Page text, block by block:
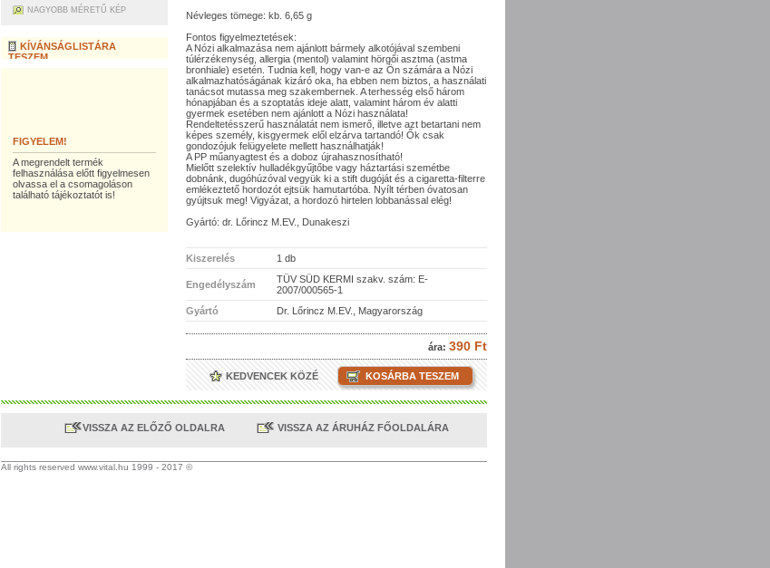
NAGYOBB MÉRETŰ KÉP
KÍVÁNSÁGLISTÁRA
TESZEM
FIGYELEM!
A megrendelt termék
felhasználása előtt figyelmesen
olvassa el a csomagoláson
található tájékoztatót is!
Névleges tömege: kb. 6,65 g
Fontos figyelmeztetések:
A Nózi alkalmazása nem ajánlott bármely alkotójával szembeni
túlérzékenység, allergia (mentol) valamint hörgői asztma (astma
bronhiale) esetén. Tudnia kell, hogy van-e az Ön számára a Nózi
alkalmazhatóságának kizáró oka, ha ebben nem biztos, a használati
tanácsot mutassa meg szakembernek. A terhesség első három
hónapjában és a szoptatás ideje alatt, valamint három év alatti
gyermek esetében nem ajánlott a Nózi használata!
Rendeltetésszerű használatát nem ismerő, illetve azt betartani nem
képes személy, kisgyermek elől elzárva tartandó! Ők csak
gondozójuk felügyelete mellett használhatják!
A PP műanyagtest és a doboz újrahasznosítható!
Mielőtt szelektív hulladékgyűjtőbe vagy háztartási szemétbe
dobnánk, dugóhúzóval vegyük ki a stift dugóját és a cigaretta-filterre
emlékeztető hordozót ejtsük hamutartóba. Nyílt térben óvatosan
gyújtsuk meg! Vigyázat, a hordozó hirtelen lobbanással elég!
Gyártó: dr. Lőrincz M.EV., Dunakeszi
Kiszerelés 1 db
Engedélyszám
TÜV SÜD KERMI szakv. szám: E-
2007/000565-1
Gyártó
Dr. Lőrincz M.EV., Magyarország
ára: 390 Ft
KEDVENCEK KÖZÉ KOSÁRBA TESZEM
VISSZA AZ ELŐZŐ OLDALRA VISSZA AZ ÁRUHÁZ FŐOLDALÁRA
All rights reserved www.vital.hu 1999 - 2017 ©